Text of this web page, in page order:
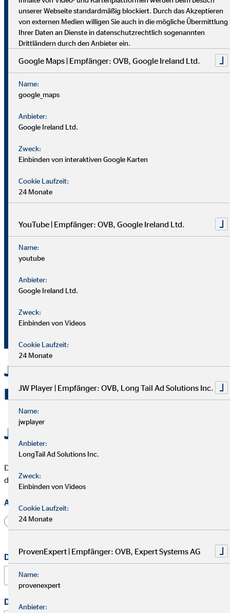
Wissen praktisch an. Nach einer Job-Pause kannst du flexibel
einsteigen, und Finanzprofis finden bei uns neue Chancen.
Bei OVB gibt es keine Grenzen: Unser Karriereplan bietet
Aufstiegsmöglichkeiten durch Ausbildung und Praxis.
Unterstützung bekommst du von deinem Team und deiner
Jetzt bei OVB in Korntal als
Berater durchstarten
Jetzt bewerben
Die mit * gekennzeichneten Felder müssen ausgefüllt werden,
damit wir Deine Bewerbung bearbeiten können.
Anrede
Herr
Dein vollständiger Name *
Deine E-Mail Adresse
unserer Webseite standardmäßig blockiert. Durch das Akzeptieren
von externen Medien willigen Sie auch in die mögliche Übermittlung
Ihrer Daten an Dienste in datenschutzrechtlich sogenannten
Drittländern durch den Anbieter ein.
Google Maps | Empfänger: OVB, Google Ireland Ltd.
Name:
google_maps
Anbieter:
Google Ireland Ltd.
Zweck:
Einbinden von interaktiven Google Karten
Cookie Laufzeit:
24 Monate
YouTube | Empfänger: OVB, Google Ireland Ltd.
Name:
youtube
Anbieter:
Google Ireland Ltd.
Zweck:
Einbinden von Videos
Cookie Laufzeit:
24 Monate
JW Player | Empfänger: OVB, Long Tail Ad Solutions Inc.
Name:
jwplayer
Anbieter:
LongTail Ad Solutions Inc.
Zweck:
Einbinden von Videos
Cookie Laufzeit:
24 Monate
ProvenExpert | Empfänger: OVB, Expert Systems AG
Name:
provenexpert
Anbieter: